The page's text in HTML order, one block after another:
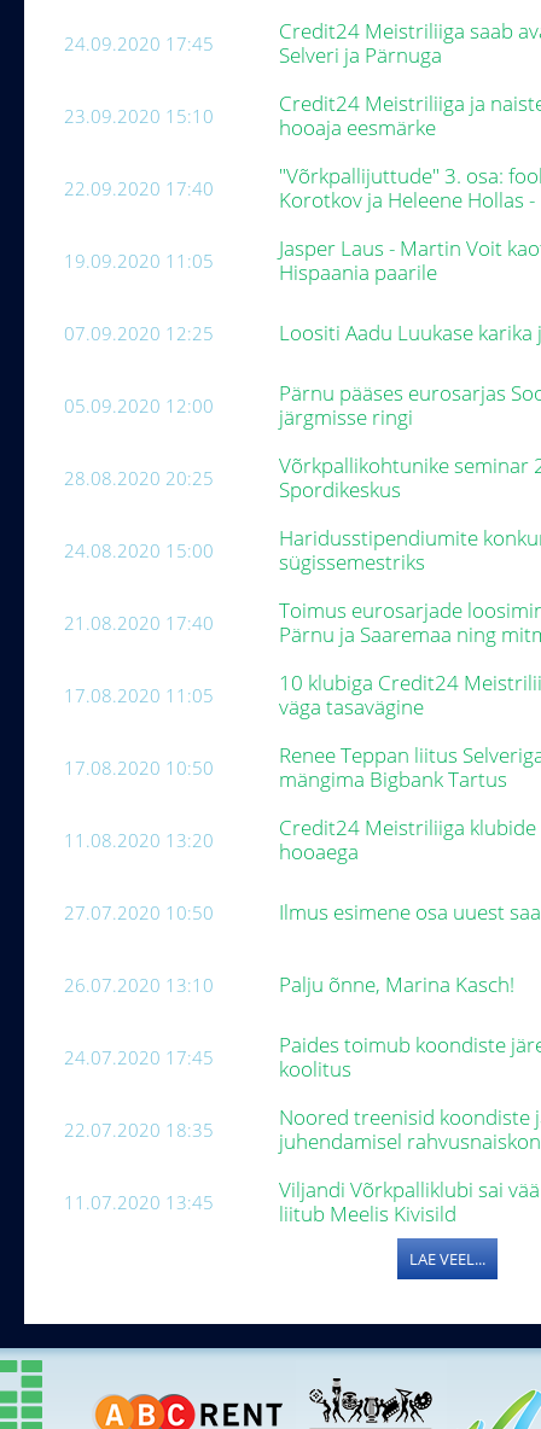
24.09.2020 17:45
Credit24 Meistriliiga saab
Selveri ja Pärnuga
23.09.2020 15:10
Credit24 Meistriliiga ja
hooaja eesmärke
22.09.2020 17:40
"Võrkpallijuttude" 3. osa:
Korotkov ja Heleene Hollas
19.09.2020 11:05
Jasper Laus - Martin Voit
Hispaania paarile
07.09.2020 12:25 Loositi Aadu Luukase
05.09.2020 12:00
Pärnu pääses eurosarjas
järgmisse ringi
28.08.2020 20:25
Võrkpallikohtunike seminar
Spordikeskus
24.08.2020 15:00
Haridusstipendiumite
sügissemestriks
21.08.2020 17:40
Toimus eurosarjade
Pärnu ja Saaremaa ning
17.08.2020 11:05
10 klubiga Credit24
väga tasavägine
17.08.2020 10:50
Renee Teppan liitus
mängima Bigbank Tartus
11.08.2020 13:20
Credit24 Meistriliiga
hooaega
27.07.2020 10:50 Ilmus esimene osa uuest
26.07.2020 13:10 Palju õnne, Marina Kasch!
24.07.2020 17:45
Paides toimub koondiste
koolitus
22.07.2020 18:35
Noored treenisid koondiste
juhendamisel
11.07.2020 13:45
Viljandi Võrkpalliklubi sai
liitub Meelis Kivisild
LAE VEEL...